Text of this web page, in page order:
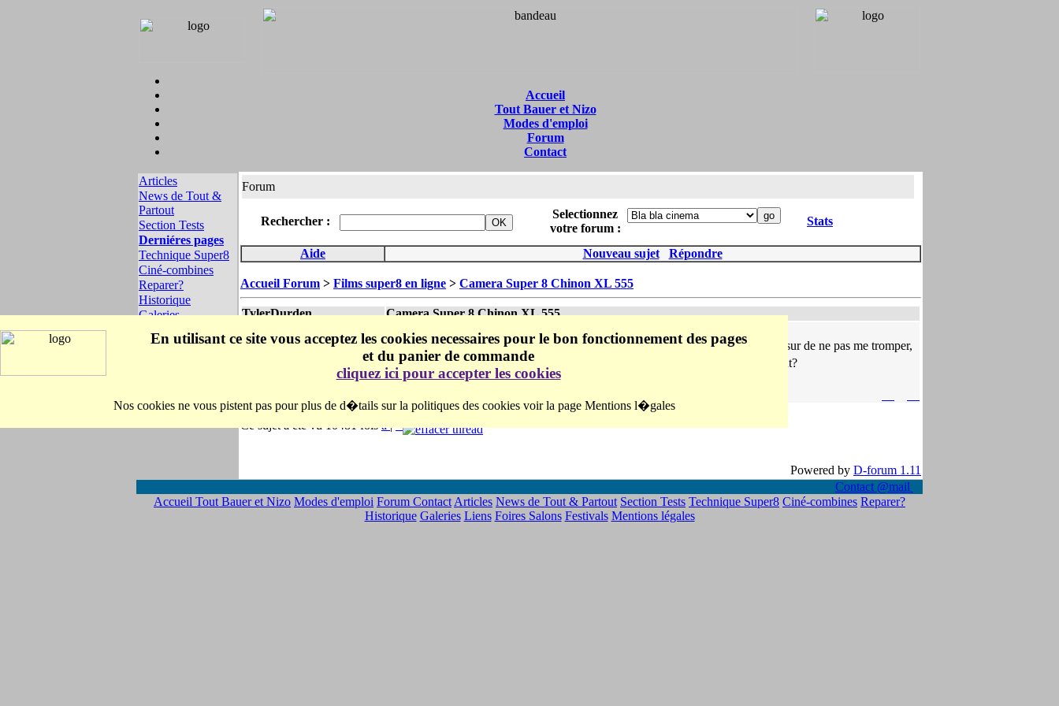
Accueil
Tout Bauer et Nizo
Modes d'emploi
Forum
Contact
Articles
News de Tout &
Partout
Section Tests
Derniéres pages
Technique Super8
Ciné-combines
Reparer?
Historique
Galeries
Foires Salons
Forum
Rechercher :
Selectionnez
votre forum :
Stats
Aide Nouveau sujet Répondre
Accueil Forum > Films super8 en ligne > Camera Super 8 Chinon XL 555
TylerDurden Camera Super 8 Chinon XL 555
J'ai une cam�ra super 8 Chinon XL 555, elle tourne parfaitement, et pour �tre sur de ne pas me tromper,
je pose la question: quel film me faut-il? Ektachrome 100D, c'est �a qu'il me faut?
merci � tous
Ce sujet a été vu 10481 foisa|>
Powered by D-forum 1.11
Contact @mail
Accueil Tout Bauer et Nizo Modes d'emploi Forum Contact Articles News de Tout & Partout Section Tests Technique Super8 Ciné-combines Reparer?
Historique Galeries Liens Foires Salons Festivals Mentions légales
En utilisant ce site vous acceptez les cookies necessaires pour le bon fonctionnement des pages
et du panier de commande
cliquez ici pour accepter les cookies
Nos cookies ne vous pistent pas pour plus de d�tails sur la politiques des cookies voir la page Mentions l�gales